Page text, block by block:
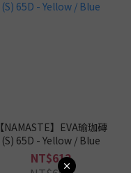
【NAMASTE】EVA瑜珈磚
(S) 65D - Yellow / Blue
NT$612